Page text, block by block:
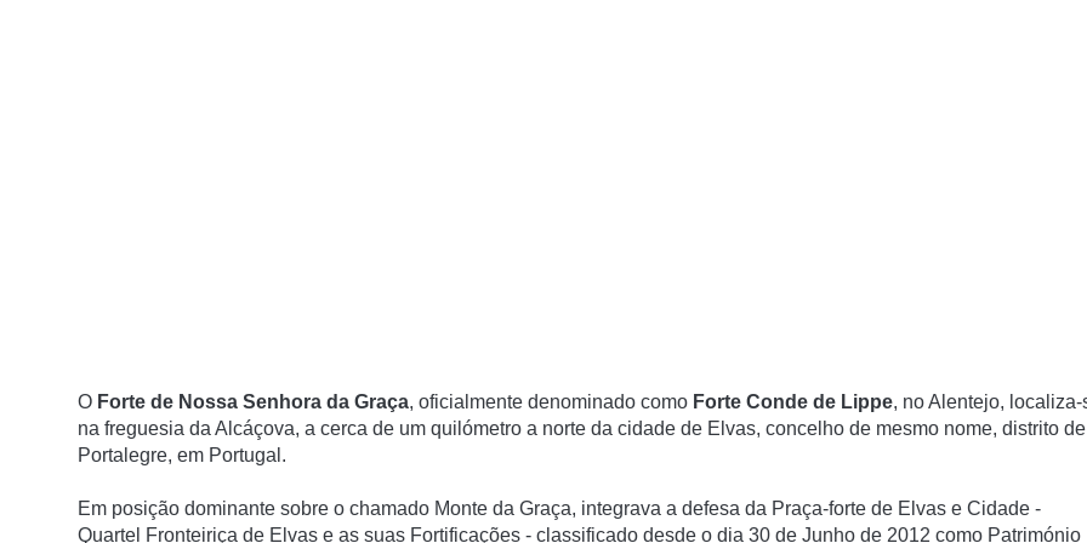
O Forte de Nossa Senhora da Graça, oficialmente denominado como Forte Conde de Lippe, no Alentejo, localiza-
na freguesia da Alcáçova, a cerca de um quilómetro a norte da cidade de Elvas, concelho de mesmo nome, distrito de
Portalegre, em Portugal.
Em posição dominante sobre o chamado Monte da Graça, integrava a defesa da Praça-forte de Elvas e Cidade -
Quartel Fronteiriça de Elvas e as suas Fortificações - classificado desde o dia 30 de Junho de 2012 como Património